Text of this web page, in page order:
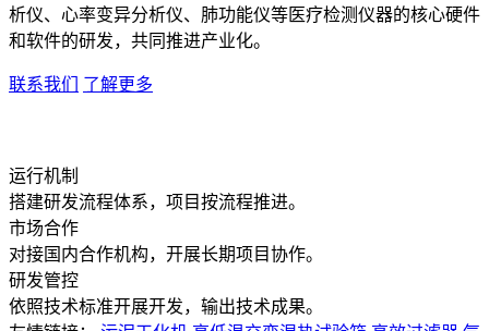
析仪、心率变异分析仪、肺功能仪等医疗检测仪器的核心硬件
和软件的研发，共同推进产业化。
联系我们 了解更多
运行机制
搭建研发流程体系，项目按流程推进。
市场合作
对接国内合作机构，开展长期项目协作。
研发管控
依照技术标准开展开发，输出技术成果。